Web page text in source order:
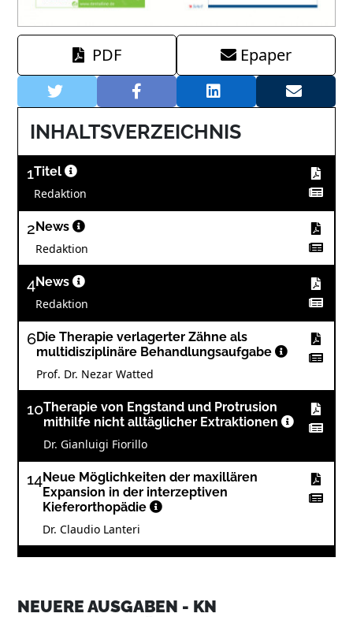
PDF Epaper
INHALTSVERZEICHNIS
1Titel
Redaktion
2 News
Redaktion
4News
Redaktion
6Die Therapie verlagerter Zähne als
multidisziplinäre Behandlungsaufgabe
Prof. Dr. Nezar Watted
10Therapie von Engstand und Protrusion
mithilfe nicht alltäglicher Extraktionen
Dr. Gianluigi Fiorillo
14Neue Möglichkeiten der maxillären
Expansion in der interzeptiven
Kieferorthopädie
Dr. Claudio Lanteri
Dr. Michael Visse
NEUERE AUSGABEN - KN